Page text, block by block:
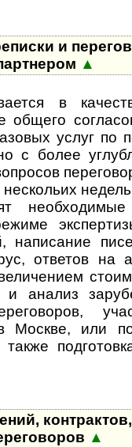
и
▲
в
общего
услуг по
с более
написание
ответов на
и анализ
в Москве, или
▲